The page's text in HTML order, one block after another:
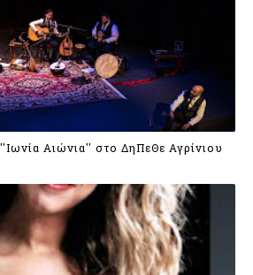
Αιώνια'' στο ΔηΠεΘε Αγρίνιου